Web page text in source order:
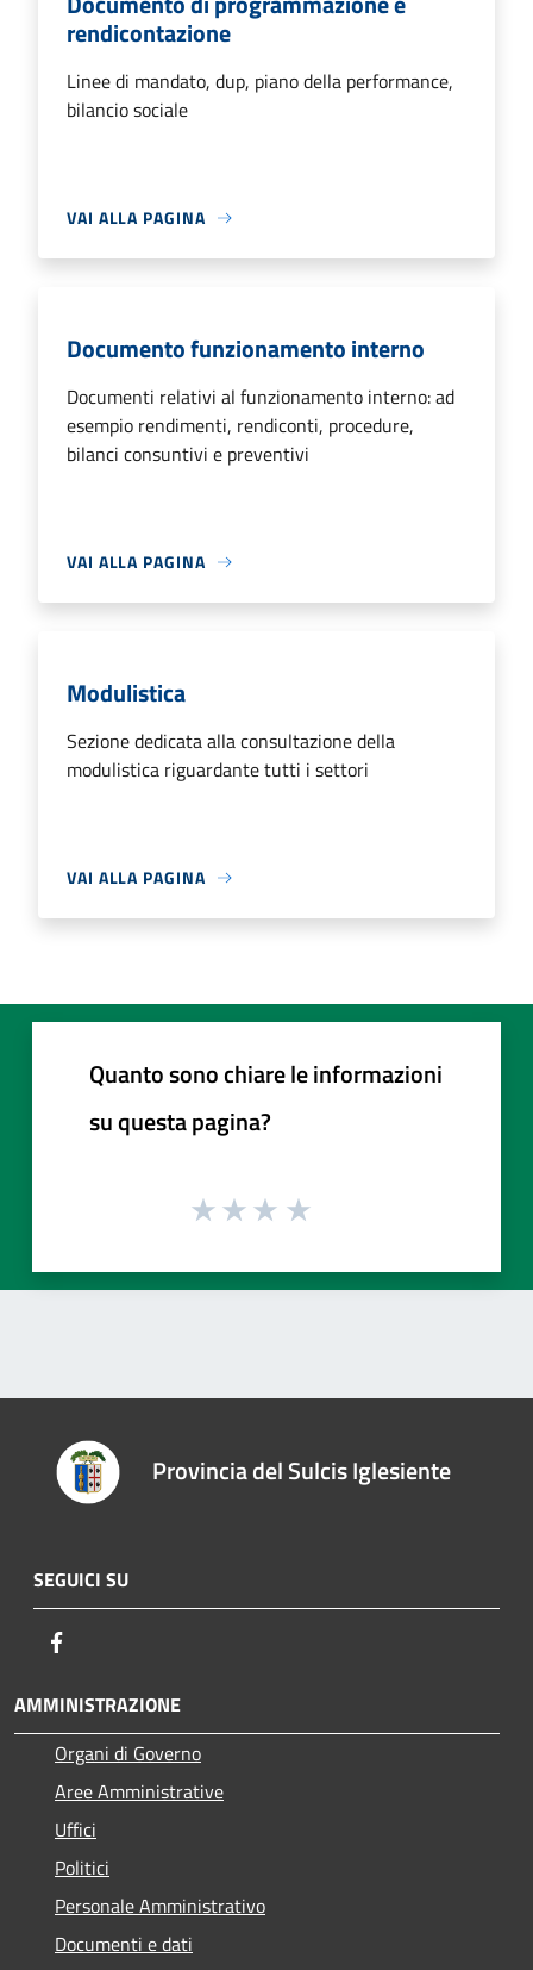
rendicontazione
Linee di mandato, dup, piano della performance,
bilancio sociale
VAI ALLA PAGINA
Documento funzionamento interno
Documenti relativi al funzionamento interno: ad
esempio rendimenti, rendiconti, procedure,
bilanci consuntivi e preventivi
VAI ALLA PAGINA
Modulistica
Sezione dedicata alla consultazione della
modulistica riguardante tutti i settori
VAI ALLA PAGINA
Quanto sono chiare le informazioni
su questa pagina?
Provincia del Sulcis Iglesiente
SEGUICI SU
AMMINISTRAZIONE
Organi di Governo
Aree Amministrative
Uffici
Politici
Personale Amministrativo
Documenti e dati